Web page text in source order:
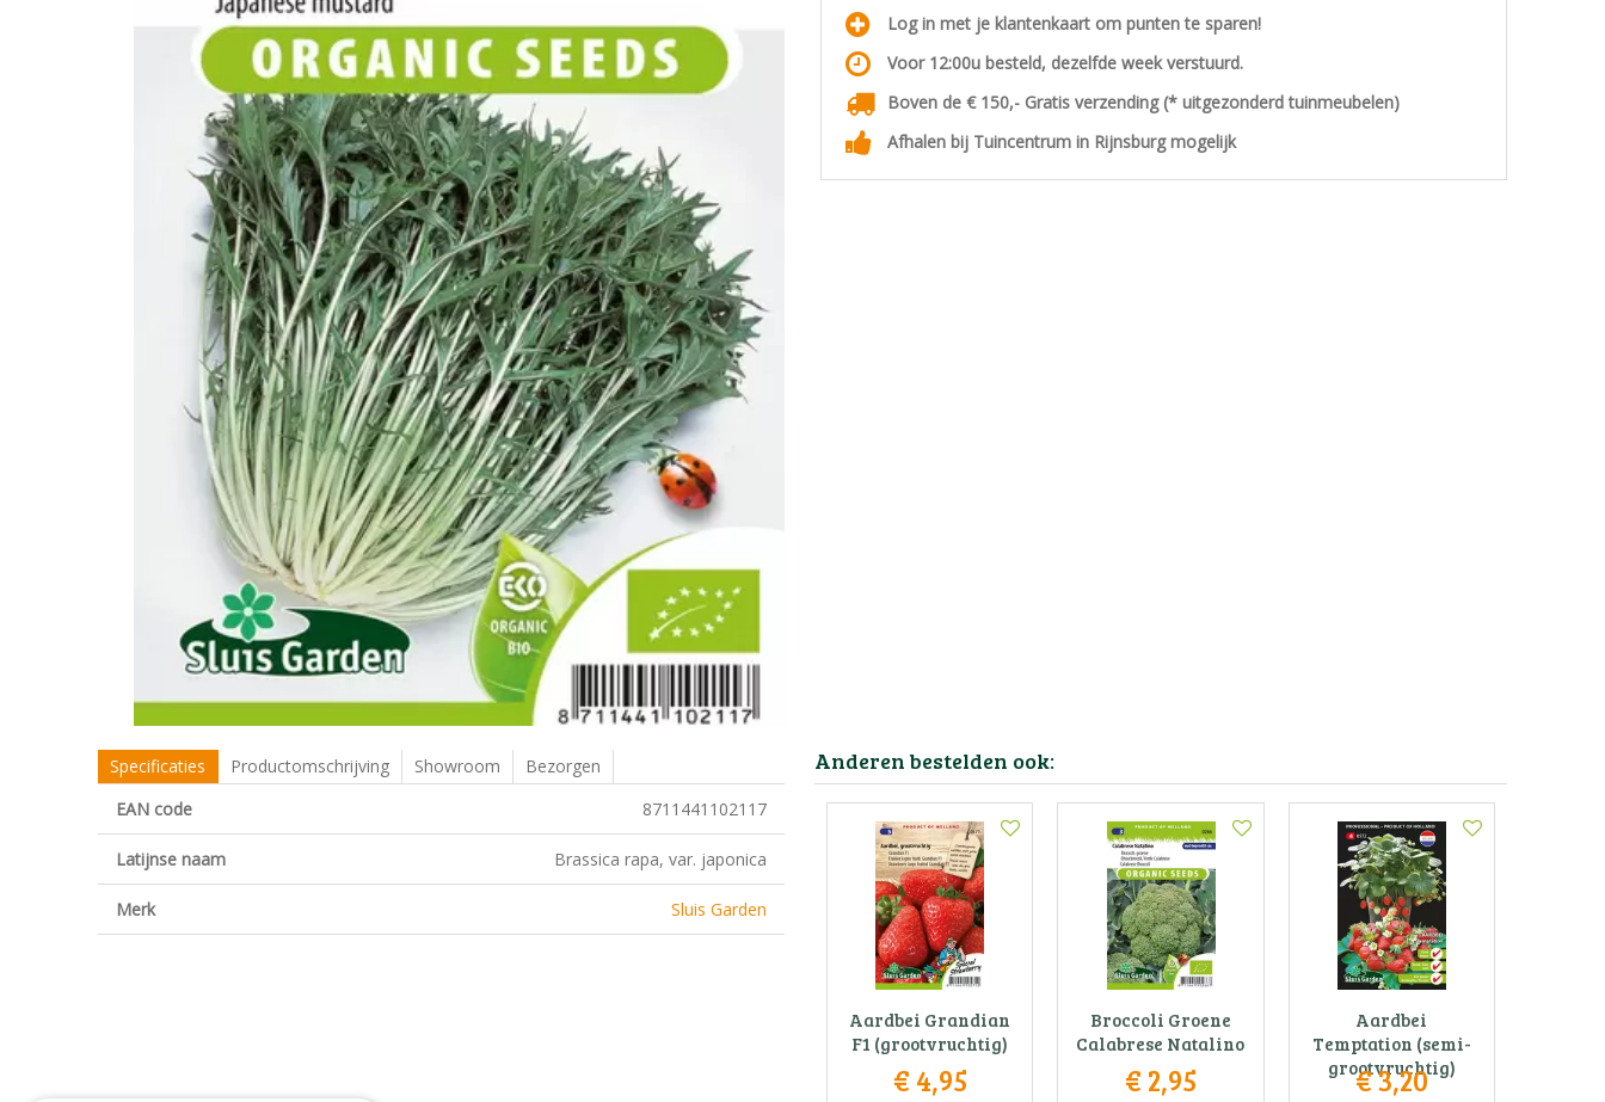
Log in met je klantenkaart om punten te sparen!
Voor 12:00u besteld, dezelfde week verstuurd.
Boven de € 150,- Gratis verzending (* uitgezonderd tuinmeubelen)
Afhalen bij Tuincentrum in Rijnsburg mogelijk
Specificaties Productomschrijving Showroom
Bezorgen
EAN code
8711441102117
Latijnse naam Brassica rapa, var. japonica
Merk Sluis Garden
Anderen bestelden ook:
Aardbei Grandian
F1 (grootvruchtig)
€ 4,95
Broccoli Groene
Calabrese Natalino
€ 2,95
Aardbei
Temptation (semi-
grootvruchtig)
€3,20